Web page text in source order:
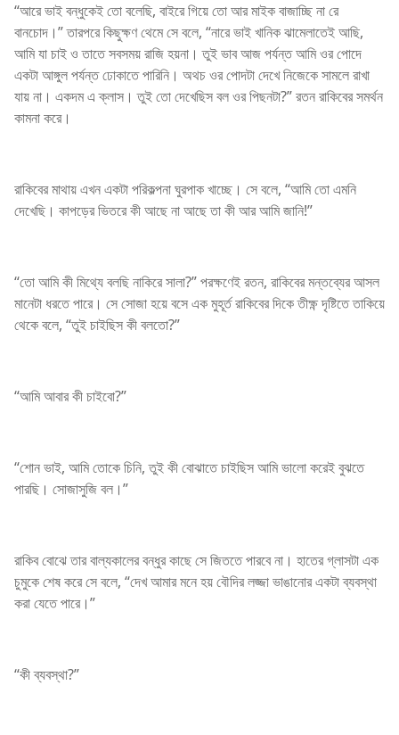
“আরে ভাই বন্ধুকেই তো বলেছি, বাইরে গিয়ে তো আর মাইক বাজাচ্ছি না রে
বানচোদ।” তারপরে কিছুক্ষণ থেমে সে বলে, “নারে ভাই খানিক ঝামেলাতেই আছি,
আমি যা চাই ও তাতে সবসময় রাজি হয়না। তুই ভাব আজ পর্যন্ত আমি ওর পোদে
একটা আঙ্গুল পর্যন্ত ঢোকাতে পারিনি। অথচ ওর পোদটা দেখে নিজেকে সামলে রাখা
যায় না। একদম এ ক্লাস। তুই তো দেখেছিস বল ওর পিছনটা?” রতন রাকিবের সমর্থন
কামনা করে।
রাকিবের মাথায় এখন একটা পরিকল্পনা ঘুরপাক খাচ্ছে। সে বলে, “আমি তো এমনি
দেখেছি। কাপড়ের ভিতরে কী আছে না আছে তা কী আর আমি জানি!”
“তো আমি কী মিথ্যে বলছি নাকিরে সালা?” পরক্ষণেই রতন, রাকিবের মন্তব্যের আসল
মানেটা ধরতে পারে। সে সোজা হয়ে বসে এক মুহূর্ত রাকিবের দিকে তীক্ষ্ণ দৃষ্টিতে তাকিয়ে
থেকে বলে, “তুই চাইছিস কী বলতো?”
“আমি আবার কী চাইবো?”
“শোন ভাই, আমি তোকে চিনি, তুই কী বোঝাতে চাইছিস আমি ভালো করেই বুঝতে
পারছি। সোজাসুজি বল।”
রাকিব বোঝে তার বাল্যকালের বন্ধুর কাছে সে জিততে পারবে না। হাতের গ্লাসটা এক
চুমুকে শেষ করে সে বলে, “দেখ আমার মনে হয় বৌদির লজ্জা ভাঙানোর একটা ব্যবস্থা
করা যেতে পারে।”
“কী ব্যবস্থা?”